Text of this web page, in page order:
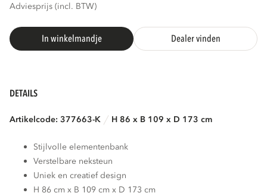
Adviesprijs (incl. BTW)
In winkelmandje Dealer vinden
DETAILS
Artikelcode: 377663-K H 86 x B 109 x D 173 cm
Stijlvolle elementenbank
Verstelbare neksteun
Uniek en creatief design
H 86 cm x B 109 cm x D 173 cm